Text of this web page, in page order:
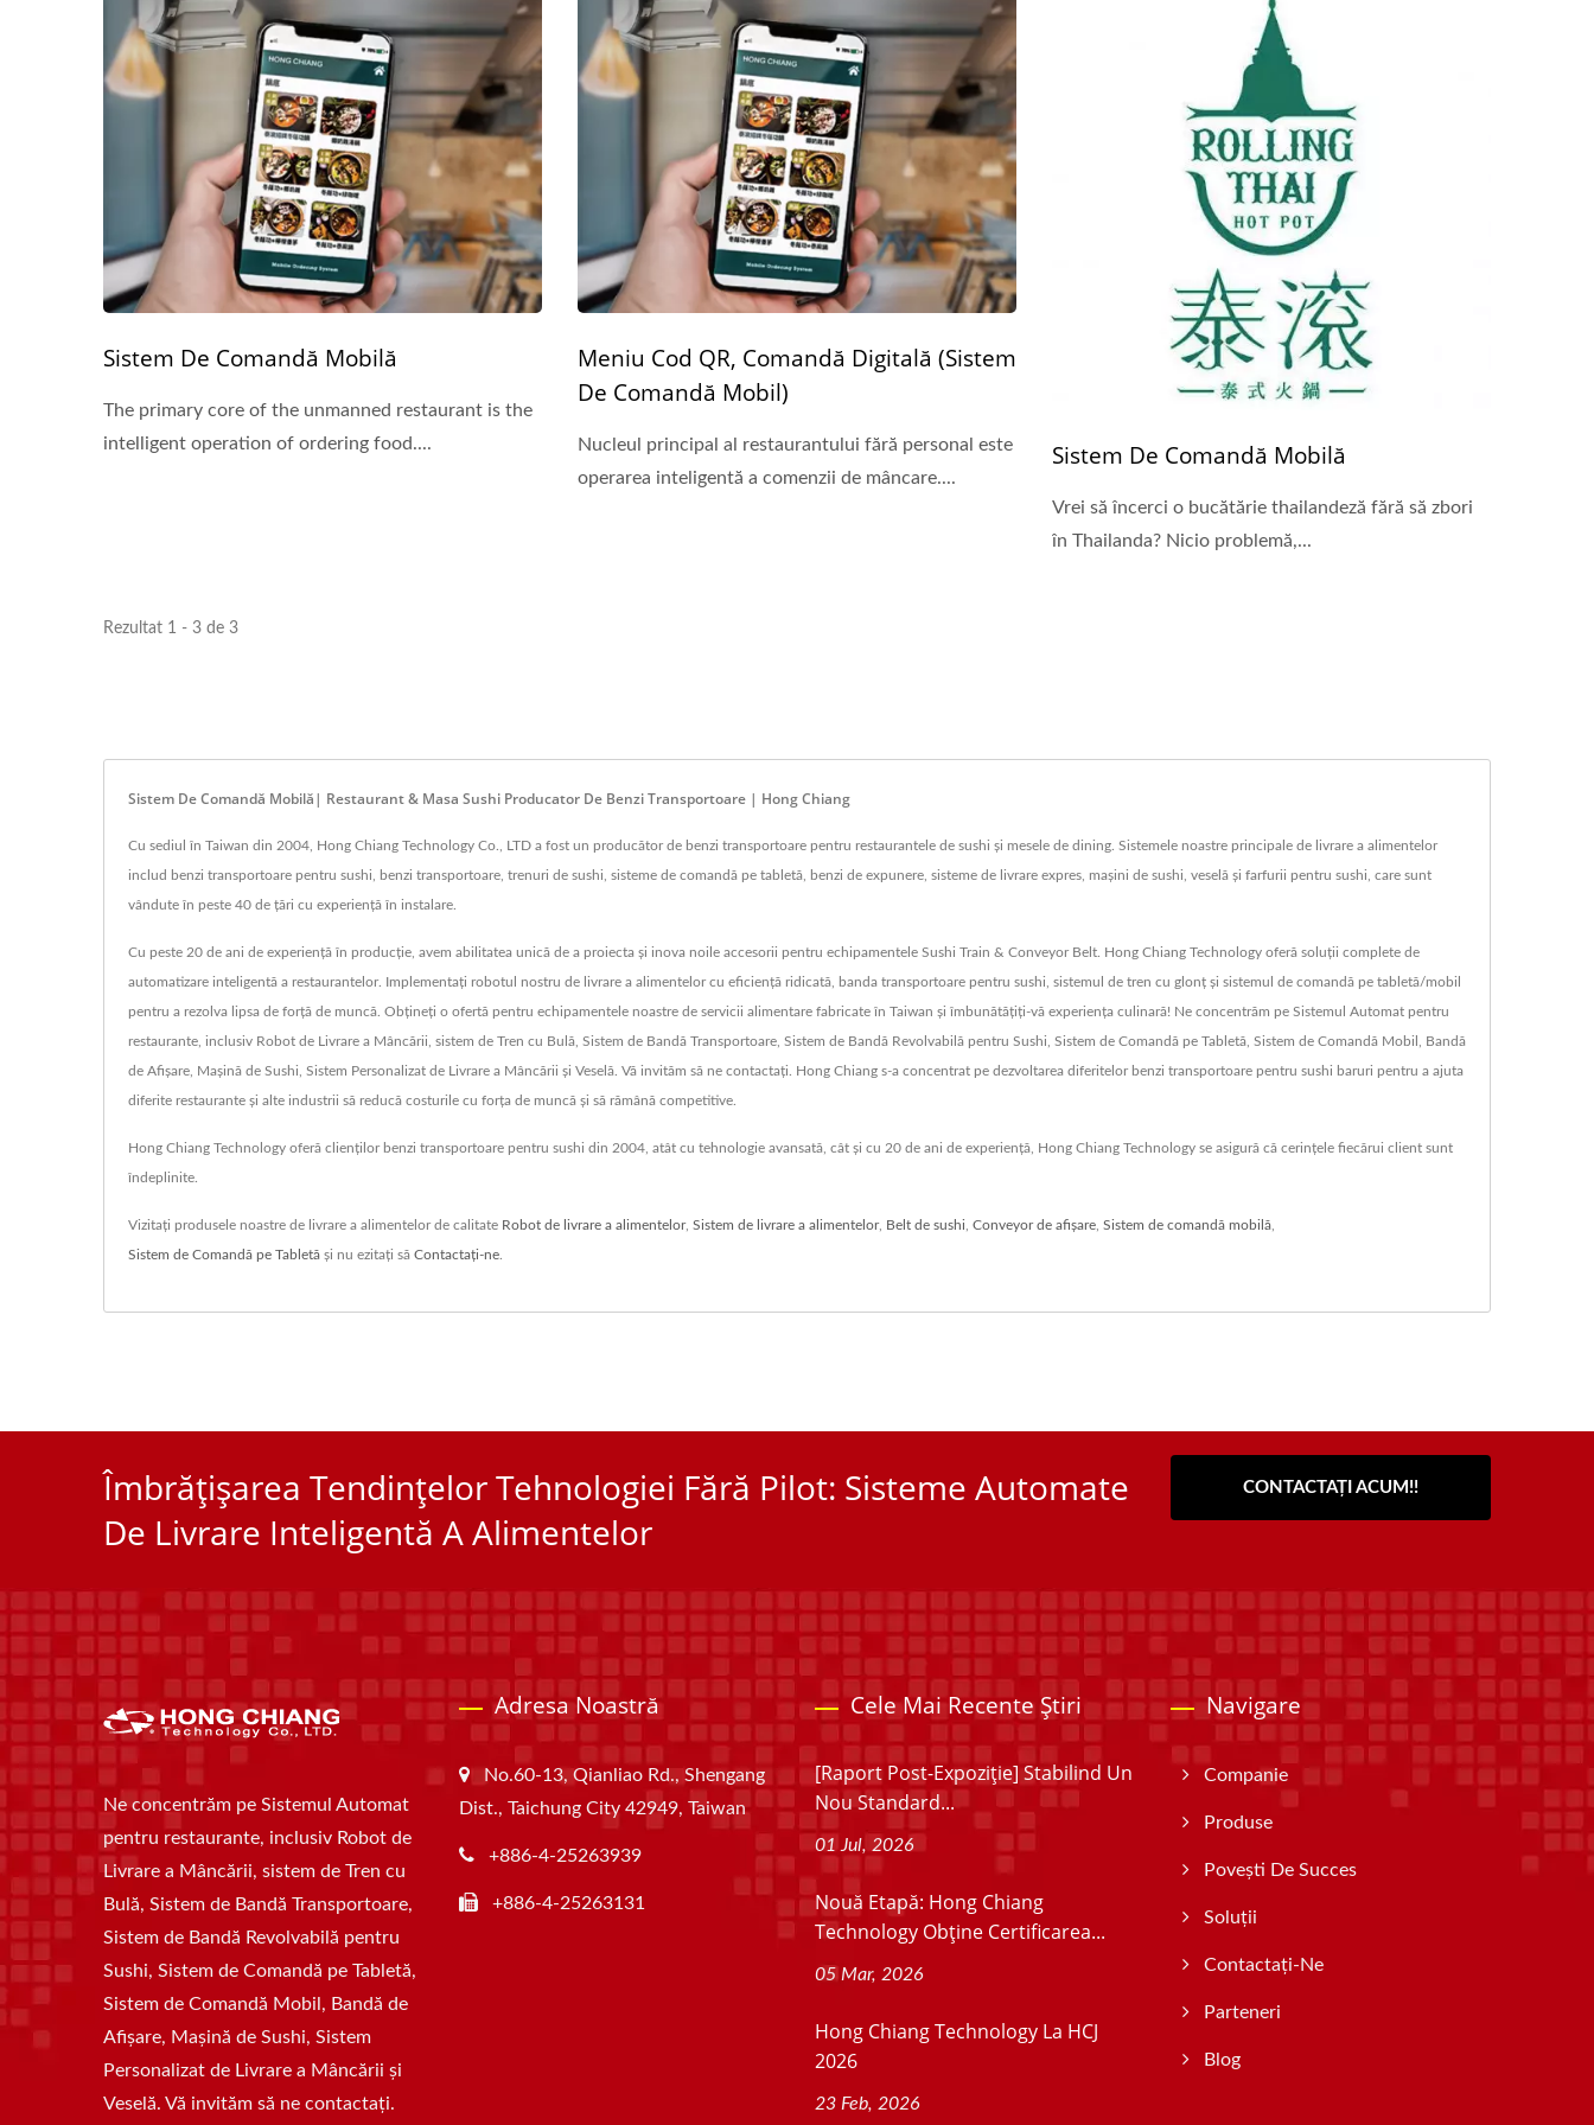
Sistem De Comandă Mobilă
The primary core of the unmanned restaurant is the
intelligent operation of ordering food....
Meniu Cod QR, Comandă Digitală (Sistem
De Comandă Mobil)
Nucleul principal al restaurantului fără personal este
operarea inteligentă a comenzii de mâncare....
Sistem De Comandă Mobilă
Vrei să încerci o bucătărie thailandeză fără să zbori
în Thailanda? Nicio problemă,...
Rezultat 1 - 3 de 3
Sistem De Comandă Mobilă| Restaurant & Masa Sushi Producator De Benzi Transportoare | Hong Chiang
Cu sediul în Taiwan din 2004, Hong Chiang Technology Co., LTD a fost un producător de benzi transportoare pentru restaurantele de sushi și mesele de dining. Sistemele noastre principale de livrare a alimentelor
includ benzi transportoare pentru sushi, benzi transportoare, trenuri de sushi, sisteme de comandă pe tabletă, benzi de expunere, sisteme de livrare expres, mașini de sushi, veselă și farfurii pentru sushi, care sunt
vândute în peste 40 de țări cu experiență în instalare.
Cu peste 20 de ani de experiență în producție, avem abilitatea unică de a proiecta și inova noile accesorii pentru echipamentele Sushi Train & Conveyor Belt. Hong Chiang Technology oferă soluții complete de
automatizare inteligentă a restaurantelor. Implementați robotul nostru de livrare a alimentelor cu eficiență ridicată, banda transportoare pentru sushi, sistemul de tren cu glonț și sistemul de comandă pe tabletă/mobil
pentru a rezolva lipsa de forță de muncă. Obțineți o ofertă pentru echipamentele noastre de servicii alimentare fabricate în Taiwan și îmbunătățiți-vă experiența culinară! Ne concentrăm pe Sistemul Automat pentru
restaurante, inclusiv Robot de Livrare a Mâncării, sistem de Tren cu Bulă, Sistem de Bandă Transportoare, Sistem de Bandă Revolvabilă pentru Sushi, Sistem de Comandă pe Tabletă, Sistem de Comandă Mobil, Bandă
de Afișare, Mașină de Sushi, Sistem Personalizat de Livrare a Mâncării și Veselă. Vă invităm să ne contactați. Hong Chiang s-a concentrat pe dezvoltarea diferitelor benzi transportoare pentru sushi baruri pentru a ajuta
diferite restaurante și alte industrii să reducă costurile cu forța de muncă și să rămână competitive.
Hong Chiang Technology oferă clienților benzi transportoare pentru sushi din 2004, atât cu tehnologie avansată, cât și cu 20 de ani de experiență, Hong Chiang Technology se asigură că cerințele fiecărui client sunt
îndeplinite.
Vizitați produsele noastre de livrare a alimentelor de calitate Robot de livrare a alimentelor, Sistem de livrare a alimentelor, Belt de sushi Conveyor de afișare Sistem de comandă mobilă
Sistem de Comandă pe Tabletă și nu ezitați să Contactați-ne
Îmbrățișarea Tendințelor Tehnologiei Fără Pilot: Sisteme Automate
De Livrare Inteligentă A Alimentelor
CONTACTAȚI ACUM!!
Ne concentrăm pe Sistemul Automat
pentru restaurante, inclusiv Robot de
Livrare a Mâncării, sistem de Tren cu
Bulă, Sistem de Bandă Transportoare,
Sistem de Bandă Revolvabilă pentru
Sushi, Sistem de Comandă pe Tabletă,
Sistem de Comandă Mobil, Bandă de
Afișare, Mașină de Sushi, Sistem
Personalizat de Livrare a Mâncării și
Veselă. Vă invităm să ne contactați.
Adresa Noastră
No.60-13, Qianliao Rd., Shengang
Dist., Taichung City 42949, Taiwan
+886-4-25263939
+886-4-25263131
Cele Mai Recente Știri
[Raport Post-Expoziție] Stabilind Un
Nou Standard...
01 Jul, 2026
Nouă Etapă: Hong Chiang
Technology Obține Certificarea...
05 Mar, 2026
Hong Chiang Technology La HCJ
2026
23 Feb, 2026
Navigare
Companie
Produse
Povești De Succes
Soluții
Contactați-Ne
Parteneri
Blog